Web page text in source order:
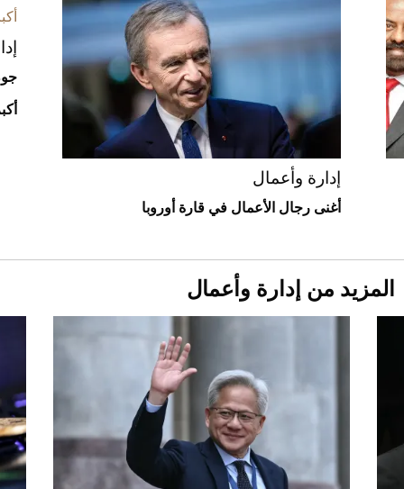
أغلى 10 عطور في العالم للرجال تمنحك فخامة
Aston Martin Valiant: على هوى الأبطال
2026-07-25
"بوجاتي ميسترال" الاستثنائية للبيع في
مزاد مونتيري
2026-07-23
إدارة وأعمال
أغنى رجال الأعمال في قارة أوروبا
المزيد من إدارة وأعمال